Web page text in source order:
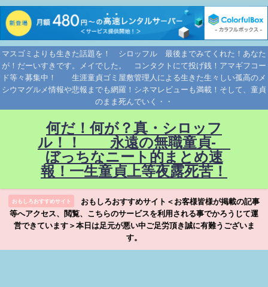
マスゴミよりも生きた話題を！ シロッフル 最後までみてくれた！あなた
が！だーいすきです。メイでした。 コンタクトにて投げ銭！アマギフコー
ド等々募集中！ 生涯童貞ゴミ屋敷管理人による生きた生々しい孤高のメ
シウマグルメ情報や悲報までも網羅！シネマレビューも満載！そして、童貞
のまま死んでいく・・
何だ！何が？真・シロッフ
ル！！ 永遠の無職童貞-
ぼっちなニート的まとめ速
報！一生童貞上等夜露死苦！
おもしろおすすめサイト
おもしろおすすめサイト＜お客様皆様が掲載の記事
等へアクセス、閲覧、こちらのサービスを利用される事でかろうじて運
営できています＞本日は足元が悪い中ご足労頂き誠に有難うございま
す。